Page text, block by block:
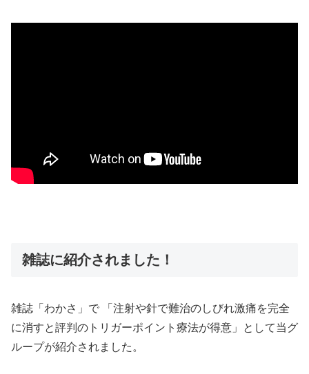
雑誌に紹介されました！
雑誌「わかさ」で 「注射や針で難治のしびれ激痛を完全
に消すと評判のトリガーポイント療法が得意」として当グ
ループが紹介されました。